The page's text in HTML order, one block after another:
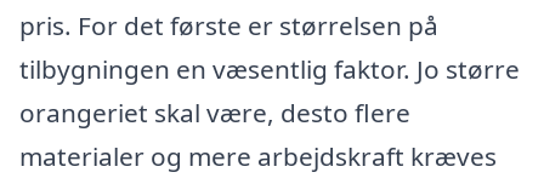
pris. For det første er størrelsen på
tilbygningen en væsentlig faktor. Jo større
orangeriet skal være, desto flere
materialer og mere arbejdskraft kræves